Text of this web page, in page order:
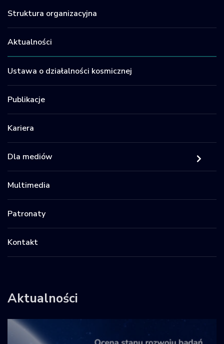
Struktura organizacyjna
Aktualności
Ustawa o działalności kosmicznej
Publikacje
Kariera
Dla mediów
Multimedia
Patronaty
Kontakt
Aktualności